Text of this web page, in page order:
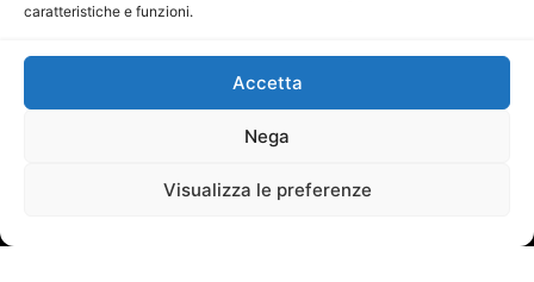
caratteristiche e funzioni.
Accetta
Nega
Visualizza le preferenze
Main partner
Testata giornalistica registrata presso il Tribunale di